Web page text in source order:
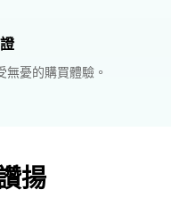
憂的購買體驗。
揚